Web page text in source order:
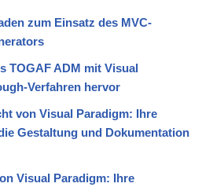
zum Einsatz des MVC-
TOGAF ADM mit Visual
Verfahren hervor
von Visual Paradigm: Ihre
Gestaltung und Dokumentation
Visual Paradigm: Ihre